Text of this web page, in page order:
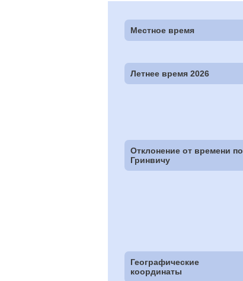
Местное время
Летнее время 2026
Отклонение от времени по
Гринвичу
Географические
координаты